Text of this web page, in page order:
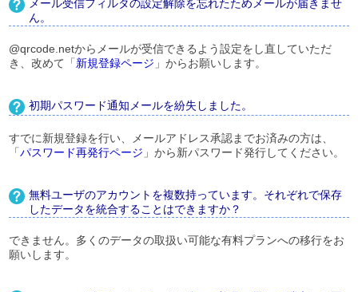
メール受信フィルタの設定解除を忘れたためメールが届きませ
ん。
@qrcode.netからメールが受信できるよう設定をし直していただ
き、改めて「新規登録ページ 」からお願いします。
初期パスワード通知メールを紛失しました。
すでに新規登録を行い、メールアドレス承認までお済みの方は、
「パスワード再発行ページ 」から新パスワード発行してください。
無料ユーザのアカウントを複数持っています。それぞれで保存
したデータを統合することはできますか？
できません。多くのデータの取扱い可能な有料プランへの移行をお
願いします。